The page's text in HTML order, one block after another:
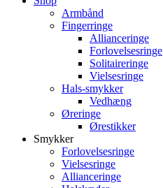
Armbånd
Fingerringe
Allianceringe
Forlovelsesringe
Solitaireringe
Vielsesringe
Hals-smykker
Vedhæng
Øreringe
Ørestikker
Smykker
Forlovelsesringe
Vielsesringe
Allianceringe